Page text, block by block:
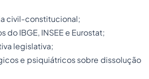
civil-constitucional;
do IBGE, INSEE e Eurostat;
legislativa;
e psiquiátricos sobre dissolução